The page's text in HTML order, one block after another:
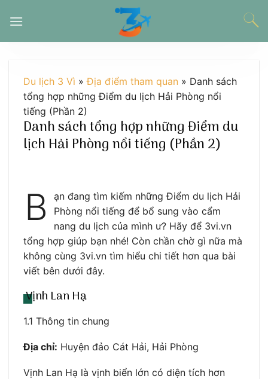
đến
Du lịch 3 Vì »Địa điểm tham quan » Danh sách
tổng hợp những Điểm du lịch Hải Phòng nổi
tiếng (Phần 2)
Danh sách tổng hợp những Điểm du
lịch Hải Phòng nổi tiếng (Phần 2)
B
ạn đang tìm kiếm những Điểm du lịch Hải
Phòng nổi tiếng để bổ sung vào cẩm
nang du lịch của mình ư? Hãy để 3vi.vn
tổng hợp giúp bạn nhé! Còn chần chờ gì nữa mà
không cùng 3vi.vn tìm hiểu chi tiết hơn qua bài
viết bên dưới đây.
Vịnh Lan Hạ
1.1 Thông tin chung
Địa chỉ: Huyện đảo Cát Hải, Hải Phòng
Vịnh Lan Hạ là vịnh biển lớn có diện tích hơn